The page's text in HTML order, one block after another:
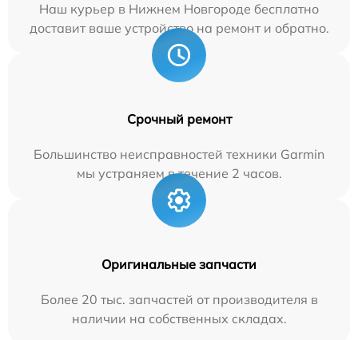
Наш курьер в Нижнем Новгороде бесплатно
доставит ваше устройство на ремонт и обратно.
Срочный ремонт
Большинство неисправностей техники Garmin
мы устраняем в течение 2 часов.
Оригинальные запчасти
Более 20 тыс. запчастей от производителя в
наличии на собственных складах.